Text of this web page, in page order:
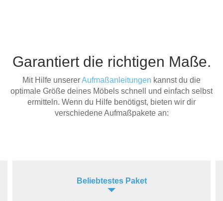
Garantiert die richtigen Maße.
Mit Hilfe unsererAufmaßanleitungen kannst du die
optimale Größe deines Möbels schnell und einfach selbst
ermitteln. Wenn du Hilfe benötigst, bieten wir dir
verschiedene Aufmaßpakete an:
Beliebtestes Paket